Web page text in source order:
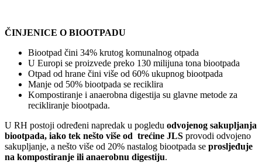
ČINJENICE O BIOOTPADU
Biootpad čini 34% krutog komunalnog otpada
U Europi se proizvede preko 130 milijuna tona biootpada
Otpad od hrane čini više od 60% ukupnog biootpada
Manje od 50% biootpada se reciklira
Kompostiranje i anaerobna digestija su glavne metode za
recikliranje biootpada.
U RH postoji određeni napredak u pogledu odvojenog sakupljanja
biootpada, iako tek nešto više od trećine JLS provodi odvojeno
sakupljanje, a nešto više od 20% nastalog biootpada se prosljeđuje
na kompostiranje ili anaerobnu digestiju.